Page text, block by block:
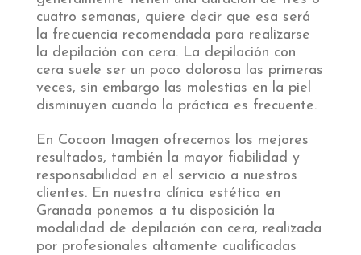
cuatro semanas, quiere decir que esa será
la frecuencia recomendada para realizarse
la depilación con cera. La depilación con
cera suele ser un poco dolorosa las primeras
veces, sin embargo las molestias en la piel
disminuyen cuando la práctica es frecuente.
En Cocoon Imagen ofrecemos los mejores
resultados, también la mayor fiabilidad y
responsabilidad en el servicio a nuestros
clientes. En nuestra clínica estética en
Granada ponemos a tu disposición la
modalidad de depilación con cera, realizada
por profesionales altamente cualificadas